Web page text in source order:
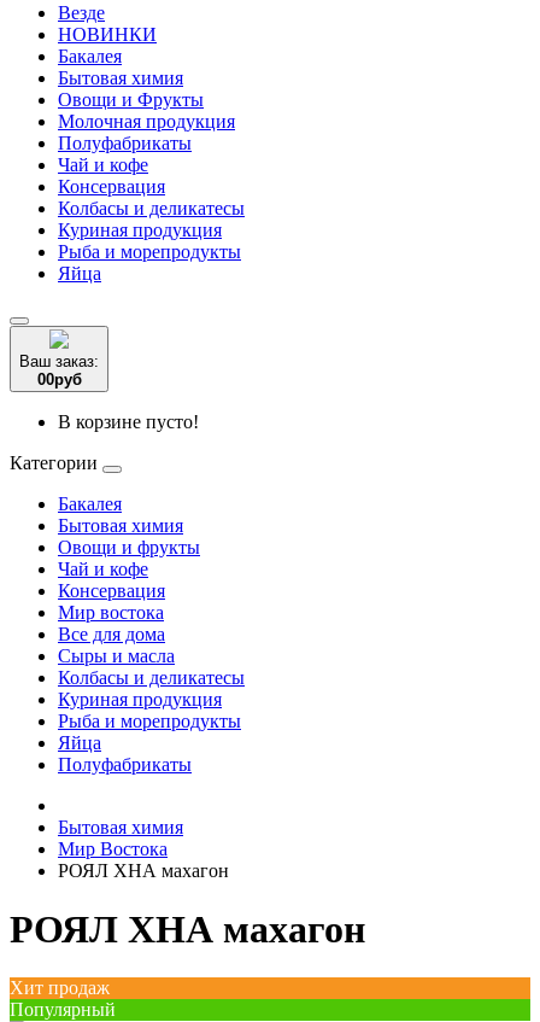
Везде
НОВИНКИ
Бакалея
Бытовая химия
Овощи и Фрукты
Молочная продукция
Полуфабрикаты
Чай и кофе
Консервация
Колбасы и деликатесы
Куриная продукция
Рыба и морепродукты
Яйца
Ваш заказ:
00руб
В корзине пусто!
Категории
Бакалея
Бытовая химия
Овощи и фрукты
Чай и кофе
Консервация
Мир востока
Все для дома
Сыры и масла
Колбасы и деликатесы
Куриная продукция
Рыба и морепродукты
Яйца
Полуфабрикаты
Бытовая химия
Мир Востока
РОЯЛ ХНА махагон
РОЯЛ ХНА махагон
Хит продаж
Популярный